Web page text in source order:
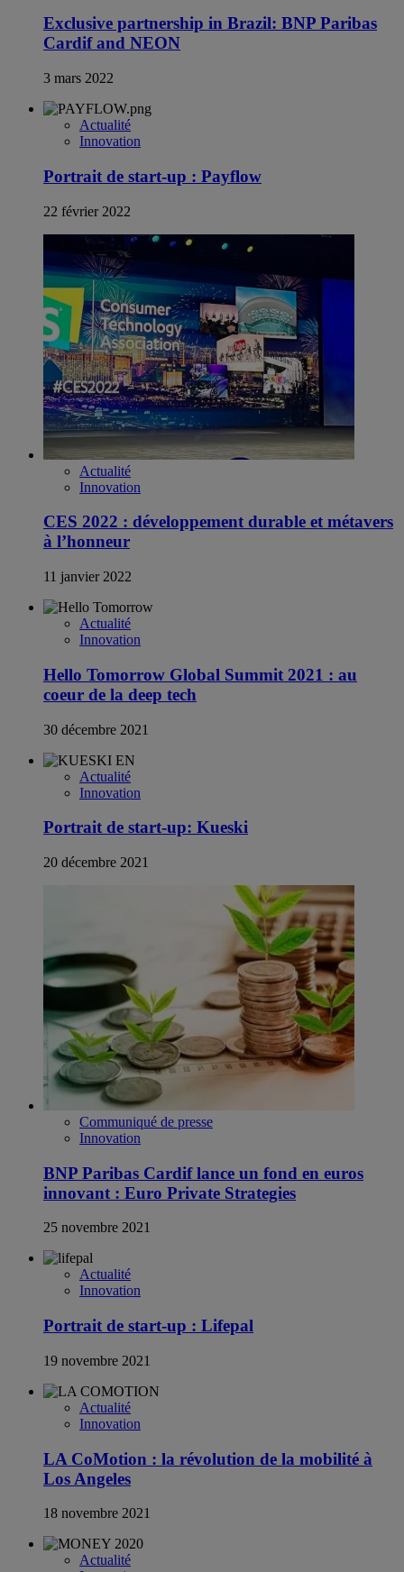
Exclusive partnership in Brazil: BNP Paribas
Cardif and NEON
3 mars 2022
Actualité
Innovation
Portrait de start-up : Payflow
22 février 2022
Actualité
Innovation
CES 2022 : développement durable et métavers
à l’honneur
11 janvier 2022
Actualité
Innovation
Hello Tomorrow Global Summit 2021 : au
coeur de la deep tech
30 décembre 2021
Actualité
Innovation
Portrait de start-up: Kueski
20 décembre 2021
Communiqué de presse
Innovation
BNP Paribas Cardif lance un fond en euros
innovant : Euro Private Strategies
25 novembre 2021
Actualité
Innovation
Portrait de start-up : Lifepal
19 novembre 2021
Actualité
Innovation
LA CoMotion : la révolution de la mobilité à
Los Angeles
18 novembre 2021
Actualité